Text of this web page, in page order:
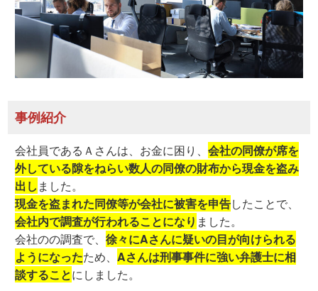
事例紹介
会社員であるＡさんは、お金に困り、会社の同僚が席を
外している隙をねらい数人の同僚の財布から現金を盗み
出し ました。
現金を盗まれた同僚等が会社に被害を申告したことで、
会社内で調査が行われることになり ました。
会社のの調査で、徐々にAさんに疑いの目が向けられる
ようになったため、Aさんは刑事事件に強い弁護士に相
談することにしました。